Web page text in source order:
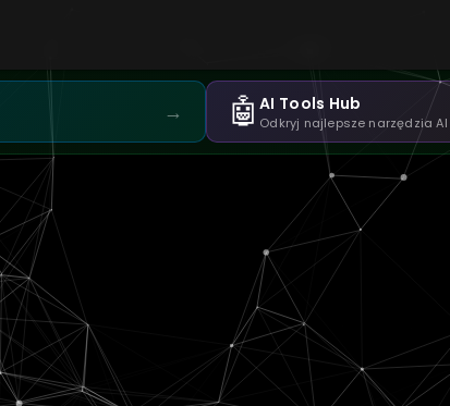
→ 🤖AI Tools Hub
Odkryj najlepsze narzędzia AI